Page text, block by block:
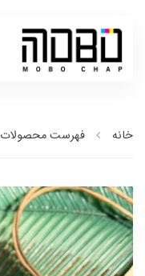
خانه فهرست محصولات